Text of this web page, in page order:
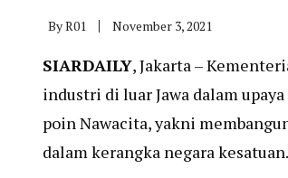
ByR01 November 3, 2021
SIARDAILY, Jakarta –
industri di luar Jawa dalam
poin Nawacita, yakni
dalam kerangka negara kesatuan.